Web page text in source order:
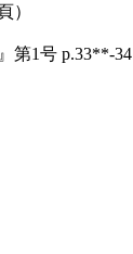
）
第1号 p.33**-34